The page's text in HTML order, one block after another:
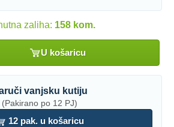
zaliha: 158 kom.
U košaricu
vanjsku kutiju
(Pakirano po 12 PJ)
12 pak. u košaricu